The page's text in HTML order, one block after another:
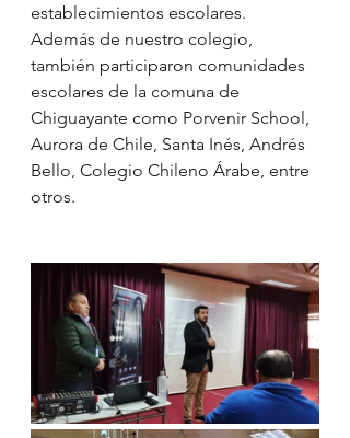
establecimientos escolares.
Además de nuestro colegio,
también participaron comunidades
escolares de la comuna de
Chiguayante como Porvenir School,
Aurora de Chile, Santa Inés, Andrés
Bello, Colegio Chileno Árabe, entre
otros.